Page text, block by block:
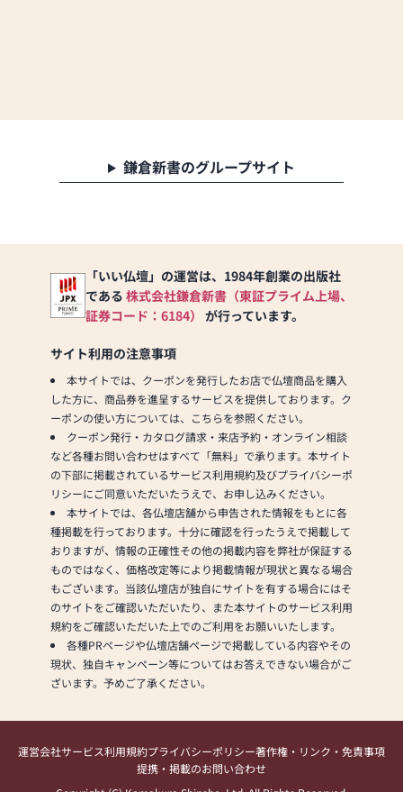
鎌倉新書のグループサイト
「いい仏壇」の運営は、1984年創業の出版社
である 株式会社鎌倉新書（東証プライム上場、
証券コード：6184） が行っています。
サイト利用の注意事項
本サイトでは、クーポンを発行したお店で仏壇商品を購入
した方に、商品券を進呈するサービスを提供しております。ク
ーポンの使い方については、こちらを参照ください。
クーポン発行・カタログ請求・来店予約・オンライン相談
など各種お問い合わせはすべて「無料」で承ります。本サイト
の下部に掲載されているサービス利用規約及びプライバシーポ
リシーにご同意いただいたうえで、お申し込みください。
本サイトでは、各仏壇店舗から申告された情報をもとに各
種掲載を行っております。十分に確認を行ったうえで掲載して
おりますが、情報の正確性その他の掲載内容を弊社が保証する
ものではなく、価格改定等により掲載情報が現状と異なる場合
もございます。当該仏壇店が独自にサイトを有する場合にはそ
のサイトをご確認いただいたり、また本サイトのサービス利用
規約をご確認いただいた上でのご利用をお願いいたします。
各種PRページや仏壇店舗ページで掲載している内容やその
現状、独自キャンペーン等についてはお答えできない場合がご
ざいます。予めご了承ください。
運営会社サービス利用規約プライバシーポリシー著作権・リンク・免責事項
提携・掲載のお問い合わせ